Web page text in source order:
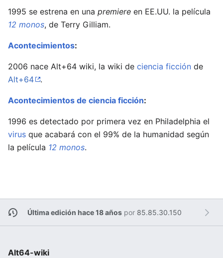
1995 se estrena en una premiere en EE.UU. la película
12 monos, de Terry Gilliam.
Acontecimientos:
2006 nace Alt+64 wiki, la wiki de ciencia ficción de
Alt+64
.
Acontecimientos de ciencia ficción:
1996 es detectado por primera vez en Philadelphia el
virus que acabará con el 99% de la humanidad según
la película 12 monos.
Última edición hace 18 añospor 85.85.30.150
Alt64-wiki